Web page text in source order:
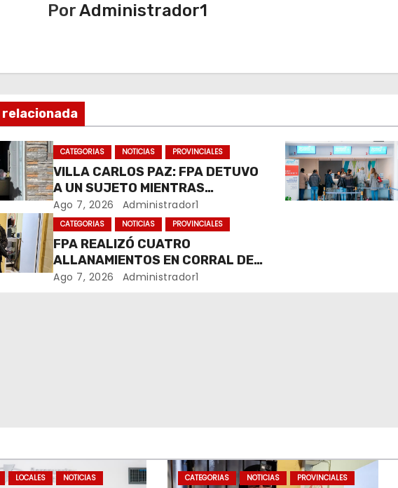
PorAdministrador1
CATEGORIAS NOTICIAS PROVINCIALES
VILLA CARLOS PAZ: FPA DETUVO
A UN SUJETO MIENTRAS
COMERCIALIZABA COCAÍNA Y
MARIHUANA EN UNA PLAZA
Ago 7, 2026 Administrador1
CATEGORIAS NOTICIAS PROVINCIALES
FPA REALIZÓ CUATRO
ALLANAMIENTOS EN CORRAL DE
BUSTOS-IFFLINGER
Ago 7, 2026 Administrador1
LOCALES NOTICIAS CATEGORIAS NOTICIAS PROVINCIALES